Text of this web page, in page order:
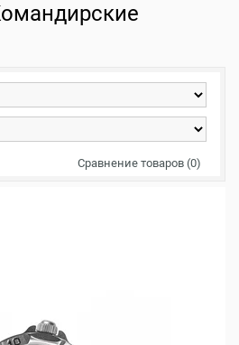
Сравнение товаров (0)